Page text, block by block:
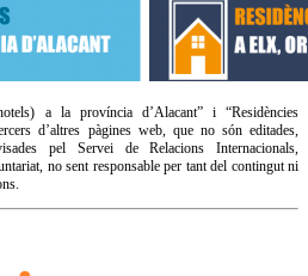
a la província d’Alacant” i “Residències
d’altres pàgines web, que no són editades,
pel Servei de Relacions Internacionals,
no sent responsable per tant del contingut ni